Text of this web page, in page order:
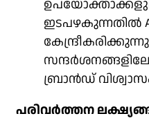
ഇടപഴകുന്നതിൽ
ബ്രാൻഡ്
പരിവർത്തന